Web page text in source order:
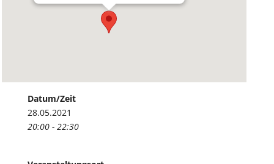
Datum/Zeit
28.05.2021
20:00 - 22:30